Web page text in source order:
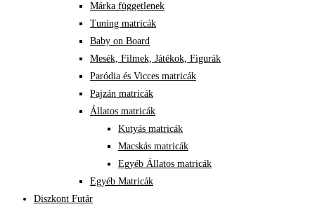
Márka függetlenek
Tuning matricák
Baby on Board
Mesék, Filmek, Játékok, Figurák
Paródia és Vicces matricák
Pajzán matricák
Állatos matricák
Kutyás matricák
Macskás matricák
Egyéb Állatos matricák
Egyéb Matricák
Diszkont Futár